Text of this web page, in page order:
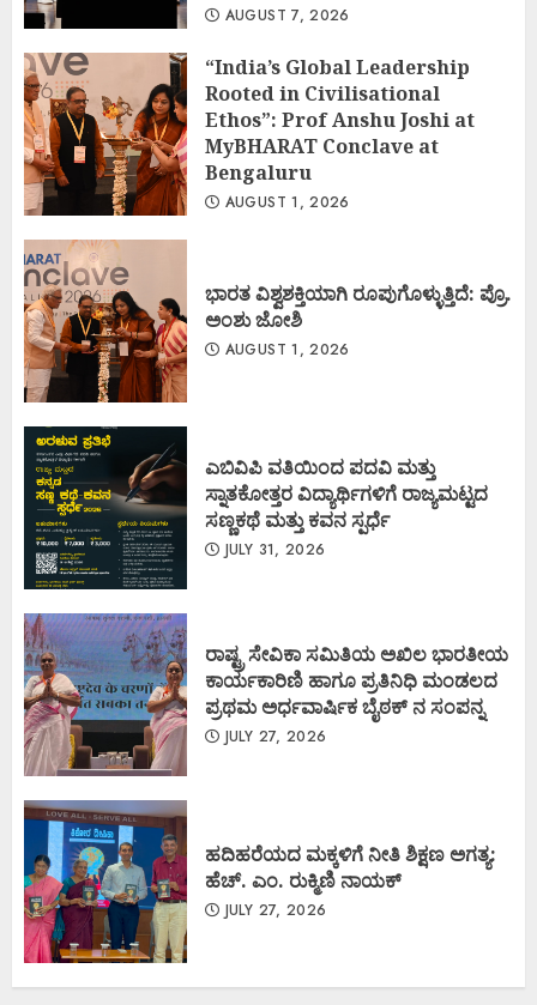
AUGUST 7, 2026
“India’s Global Leadership
Rooted in Civilisational
Ethos”: Prof Anshu Joshi at
MyBHARAT Conclave at
Bengaluru
AUGUST 1, 2026
ಭಾರತ ವಿಶ್ವಶಕ್ತಿಯಾಗಿ ರೂಪುಗೊಳ್ಳುತ್ತಿದೆ: ಪ್ರೊ.
ಅಂಶು ಜೋಶಿ
AUGUST 1, 2026
ಎಬಿವಿಪಿ ವತಿಯಿಂದ ಪದವಿ ಮತ್ತು
ಸ್ನಾತಕೋತ್ತರ ವಿದ್ಯಾರ್ಥಿಗಳಿಗೆ ರಾಜ್ಯಮಟ್ಟದ
ಸಣ್ಣಕಥೆ ಮತ್ತು ಕವನ ಸ್ಪರ್ಧೆ
JULY 31, 2026
ರಾಷ್ಟ್ರ ಸೇವಿಕಾ ಸಮಿತಿಯ ಅಖಿಲ ಭಾರತೀಯ
ಕಾರ್ಯಕಾರಿಣಿ ಹಾಗೂ ಪ್ರತಿನಿಧಿ ಮಂಡಲದ
ಪ್ರಥಮ ಅರ್ಧವಾರ್ಷಿಕ ಬೈಠಕ್ ನ ಸಂಪನ್ನ
JULY 27, 2026
ಹದಿಹರೆಯದ ಮಕ್ಕಳಿಗೆ ನೀತಿ ಶಿಕ್ಷಣ ಅಗತ್ಯ:
ಹೆಚ್. ಎಂ. ರುಕ್ಮಿಣಿ ನಾಯಕ್
JULY 27, 2026